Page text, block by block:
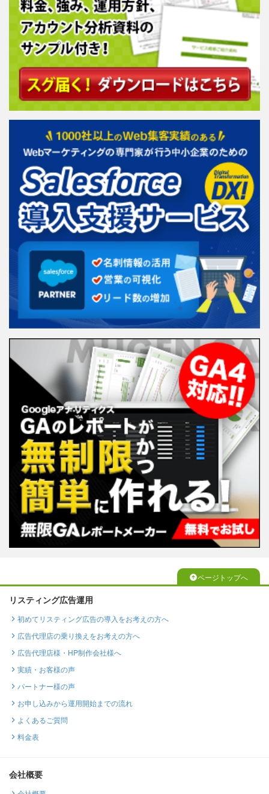
ページトップへ
リスティング広告運用
初めてリスティング広告の導入をお考えの方へ
広告代理店の乗り換えをお考えの方へ
広告代理店様・HP制作会社様へ
実績・お客様の声
パートナー様の声
お申し込みから運用開始までの流れ
よくあるご質問
料金表
会社概要